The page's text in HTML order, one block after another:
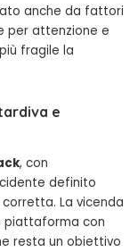
anche da fattori
per attenzione e
fragile la
e
, con
definito
La vicenda
piattaforma con
resta un obiettivo